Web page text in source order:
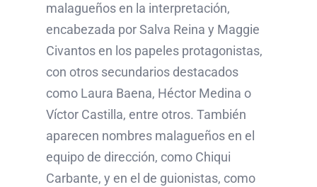
malagueños en la interpretación,
encabezada por Salva Reina y Maggie
Civantos en los papeles protagonistas,
con otros secundarios destacados
como Laura Baena, Héctor Medina o
Víctor Castilla, entre otros. También
aparecen nombres malagueños en el
equipo de dirección, como Chiqui
Carbante, y en el de guionistas, como